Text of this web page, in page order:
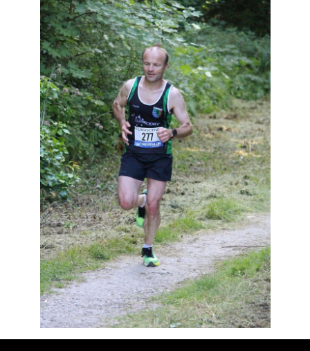
Parcours
Résultats
Devenez bénévoles
Partenaires
Photos▼